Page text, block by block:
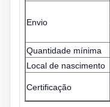
Envio
Quantidade mínima
Local de nascimento
Certificação